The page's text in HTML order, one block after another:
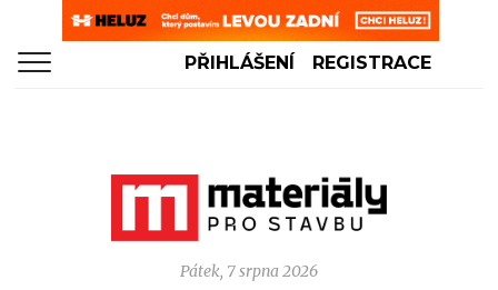
PŘIHLÁŠENÍ REGISTRACE
Pátek, 7 srpna 2026